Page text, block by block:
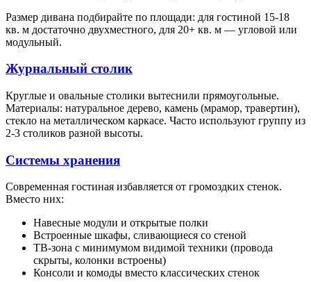
Размер дивана подбирайте по площади: для гостиной 15-18
кв. м достаточно двухместного, для 20+ кв. м — угловой или
модульный.
Журнальный столик
Круглые и овальные столики вытеснили прямоугольные.
Материалы: натуральное дерево, камень (мрамор, травертин),
стекло на металлическом каркасе. Часто используют группу из
2-3 столиков разной высоты.
Системы хранения
Современная гостиная избавляется от громоздких стенок.
Вместо них:
Навесные модули и открытые полки
Встроенные шкафы, сливающиеся со стеной
ТВ-зона с минимумом видимой техники (провода
скрыты, колонки встроены)
Консоли и комоды вместо классических стенок